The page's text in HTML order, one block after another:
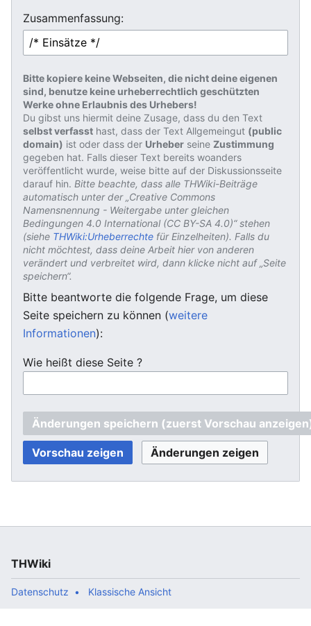
Zusammenfassung:
Bitte kopiere keine Webseiten, die nicht deine eigenen
sind, benutze keine urheberrechtlich geschützten
Werke ohne Erlaubnis des Urhebers!
Du gibst uns hiermit deine Zusage, dass du den Text
selbst verfasst hast, dass der Text Allgemeingut (public
domain) ist oder dass der Urheber seine Zustimmung
gegeben hat. Falls dieser Text bereits woanders
veröffentlicht wurde, weise bitte auf der Diskussionsseite
darauf hin. Bitte beachte, dass alle THWiki-Beiträge
automatisch unter der „Creative Commons
Namensnennung - Weitergabe unter gleichen
Bedingungen 4.0 International (CC BY-SA 4.0)“ stehen
(siehe THWiki:Urheberrechte für Einzelheiten). Falls du
nicht möchtest, dass deine Arbeit hier von anderen
verändert und verbreitet wird, dann klicke nicht auf „Seite
speichern“.
Bitte beantworte die folgende Frage, um diese
Seite speichern zu können (weitere
Informationen):
Wie heißt diese Seite ?
THWiki
Datenschutz Klassische Ansicht